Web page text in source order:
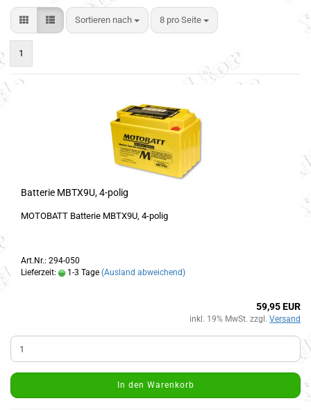
Sortieren nach 8 pro Seite
1
Batterie MBTX9U, 4-polig
MOTOBATT Batterie MBTX9U, 4-polig
Art.Nr.: 294-050
Lieferzeit:
1-3 Tage (Ausland abweichend)
59,95 EUR
inkl. 19% MwSt. zzgl. Versand
In den Warenkorb